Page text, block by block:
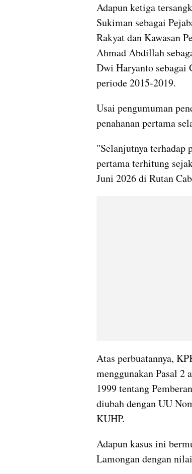
Adapun ketiga
Sukiman sebagai
Rakyat dan Kawasan
Ahmad Abdillah
Dwi Haryanto sebagai
periode 2015-2019.
Usai pengumuman
penahanan pertama
"Selanjutnya terhadap
pertama terhitung
Juni 2026 di Rutan
Atas perbuatannya,
menggunakan Pasal 2
1999 tentang
diubah dengan UU
KUHP.
Adapun kasus ini
Lamongan dengan